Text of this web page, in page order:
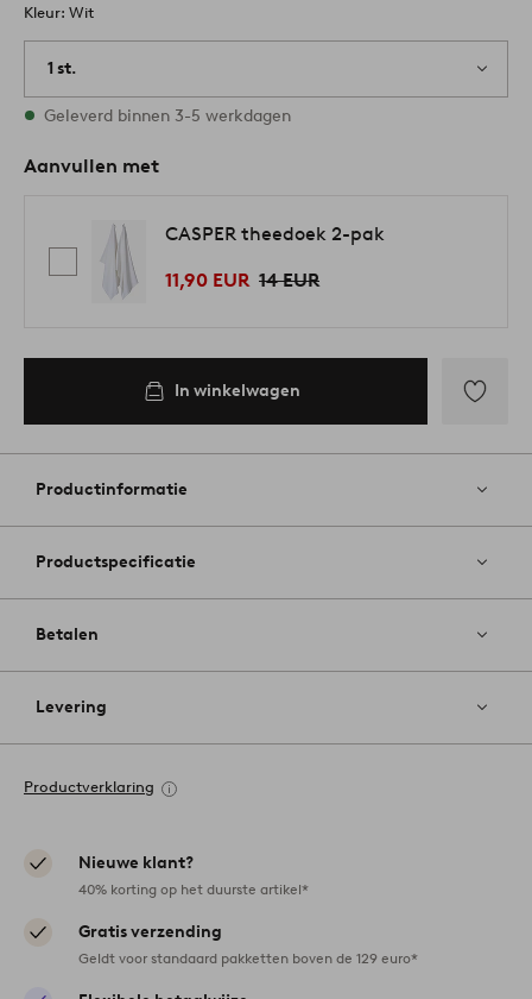
Kleur: Wit
1 st.
Op voorraad
Geleverd binnen 3-5 werkdagen
Aanvullen met
CASPER theedoek 2-pak
11,90 EUR 14 EUR
In winkelwagen
aan
Productinformatie
Productspecificatie
Betalen
Levering
Productverklaring
Nieuwe klant?
40% korting op het duurste artikel*
Gratis verzending
Geldt voor standaard pakketten boven de 129 euro*